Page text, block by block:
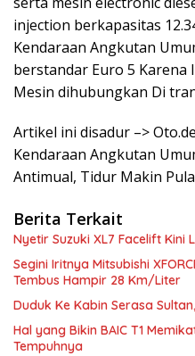
injection berkapasitas
Kendaraan Angkutan
berstandar Euro 5
Mesin dihubungkan Di
Artikel ini disadur –>
Kendaraan Angkutan
Antimual, Tidur Makin
Berita Terkait
Nyetir Suzuki XL7 Facelift Kini
Segini Iritnya Mitsubishi
Tembus Hampir 28 Km/Liter
Duduk Ke Kabin Serasa
Hal yang Bikin BAIC T1
Tempuhnya